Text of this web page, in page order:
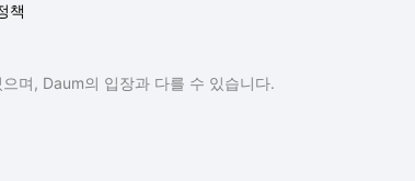
책
며, Daum의 입장과 다를 수 있습니다.